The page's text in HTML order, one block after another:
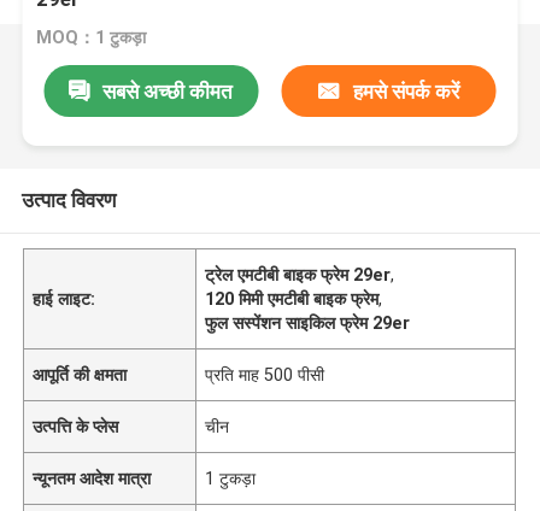
MOQ：1 टुकड़ा
सबसे अच्छी कीमत हमसे संपर्क करें
उत्पाद विवरण
हाई लाइट:
ट्रेल एमटीबी बाइक फ्रेम 29er,
120 मिमी एमटीबी बाइक फ्रेम,
फुल सस्पेंशन साइकिल फ्रेम 29er
आपूर्ति की क्षमता प्रति माह 500 पीसी
उत्पत्ति के प्लेस चीन
न्यूनतम आदेश मात्रा 1 टुकड़ा